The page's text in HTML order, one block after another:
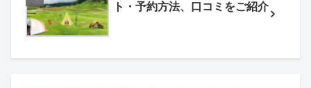
ト・予約方法、口コミをご紹介